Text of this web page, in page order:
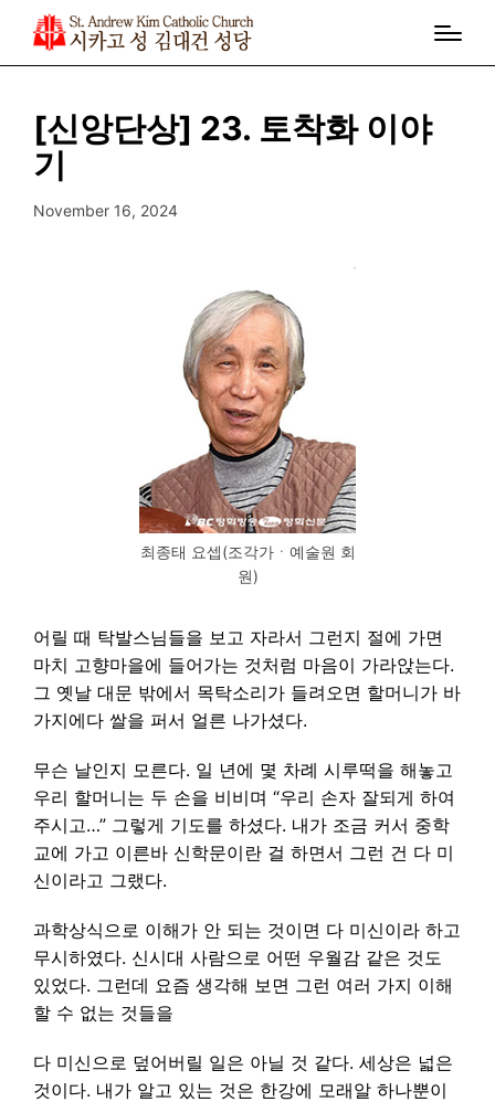
[신앙단상] 23. 토착화 이야
기
November 16, 2024
최종태 요셉(조각가ㆍ예술원 회
원)
어릴 때 탁발스님들을 보고 자라서 그런지 절에 가면
마치 고향마을에 들어가는 것처럼 마음이 가라앉는다.
그 옛날 대문 밖에서 목탁소리가 들려오면 할머니가 바
가지에다 쌀을 퍼서 얼른 나가셨다.
무슨 날인지 모른다. 일 년에 몇 차례 시루떡을 해놓고
우리 할머니는 두 손을 비비며 “우리 손자 잘되게 하여
주시고…” 그렇게 기도를 하셨다. 내가 조금 커서 중학
교에 가고 이른바 신학문이란 걸 하면서 그런 건 다 미
신이라고 그랬다.
과학상식으로 이해가 안 되는 것이면 다 미신이라 하고
무시하였다. 신시대 사람으로 어떤 우월감 같은 것도
있었다. 그런데 요즘 생각해 보면 그런 여러 가지 이해
할 수 없는 것들을
다 미신으로 덮어버릴 일은 아닐 것 같다. 세상은 넓은
것이다. 내가 알고 있는 것은 한강에 모래알 하나뿐이